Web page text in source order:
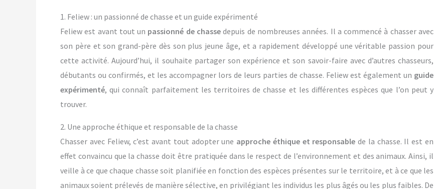
1. Feliew : un passionné de chasse et un guide expérimenté
Feliew est avant tout un passionné de chasse depuis de nombreuses années. Il a commencé à chasser avec
son père et son grand-père dès son plus jeune âge, et a rapidement développé une véritable passion pour
cette activité. Aujourd’hui, il souhaite partager son expérience et son savoir-faire avec d’autres chasseurs,
débutants ou confirmés, et les accompagner lors de leurs parties de chasse. Feliew est également un guide
expérimenté, qui connaît parfaitement les territoires de chasse et les différentes espèces que l’on peut y
trouver.
2. Une approche éthique et responsable de la chasse
Chasser avec Feliew, c’est avant tout adopter une approche éthique et responsable de la chasse. Il est en
effet convaincu que la chasse doit être pratiquée dans le respect de l’environnement et des animaux. Ainsi, il
veille à ce que chaque chasse soit planifiée en fonction des espèces présentes sur le territoire, et à ce que les
animaux soient prélevés de manière sélective, en privilégiant les individus les plus âgés ou les plus faibles. De